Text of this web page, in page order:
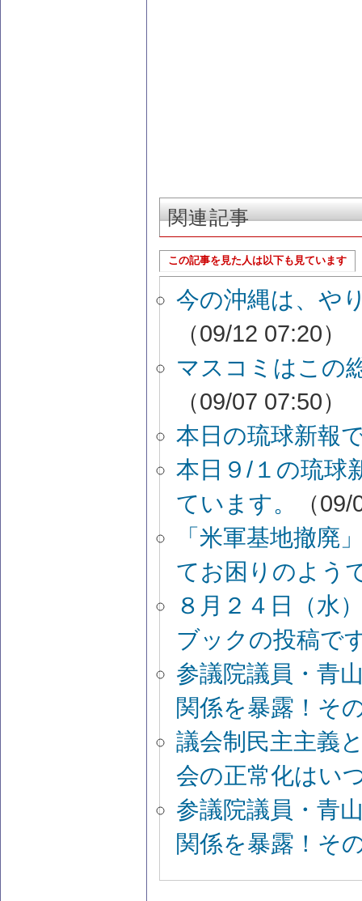
関連記事
この記事を見た人は以下も見ています
今の沖縄は、や
（09/12 07:20）
マスコミはこの
（09/07 07:50）
本日の琉球新報
本日９/１の琉球
ています。
（
「米軍基地撤廃
てお困りのよう
８月２４日（水
ブックの投稿で
参議院議員・青
関係を暴露！そ
議会制民主主義
会の正常化はい
参議院議員・青
関係を暴露！そ